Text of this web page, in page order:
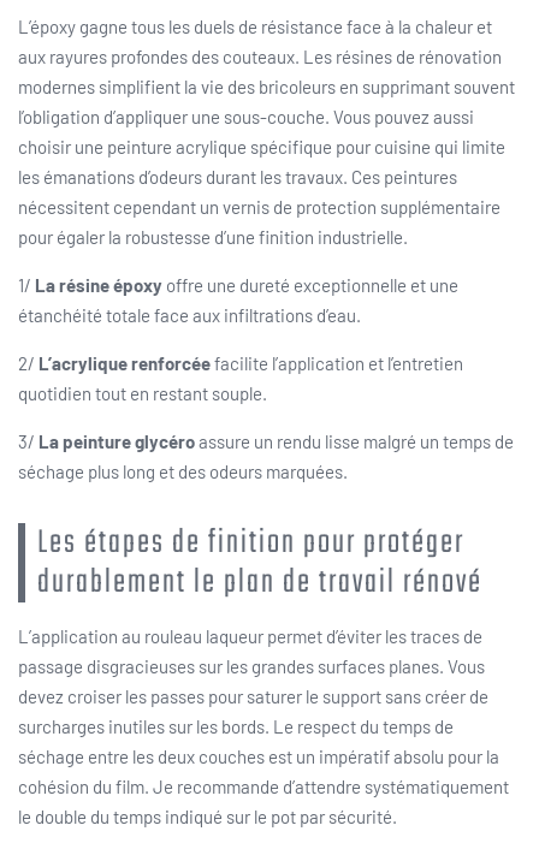
L’époxy gagne tous les duels de résistance face à la chaleur et
aux rayures profondes des couteaux. Les résines de rénovation
modernes simplifient la vie des bricoleurs en supprimant souvent
l’obligation d’appliquer une sous-couche. Vous pouvez aussi
choisir une peinture acrylique spécifique pour cuisine qui limite
les émanations d’odeurs durant les travaux. Ces peintures
nécessitent cependant un vernis de protection supplémentaire
pour égaler la robustesse d’une finition industrielle.
1/ La résine époxy offre une dureté exceptionnelle et une
étanchéité totale face aux infiltrations d’eau.
2/ L’acrylique renforcéefacilite l’application et l’entretien
quotidien tout en restant souple.
3/ La peinture glycéroassure un rendu lisse malgré un temps de
séchage plus long et des odeurs marquées.
Les étapes de finition pour protéger
durablement le plan de travail rénové
L’application au rouleau laqueur permet d’éviter les traces de
passage disgracieuses sur les grandes surfaces planes. Vous
devez croiser les passes pour saturer le support sans créer de
surcharges inutiles sur les bords. Le respect du temps de
séchage entre les deux couches est un impératif absolu pour la
cohésion du film. Je recommande d’attendre systématiquement
le double du temps indiqué sur le pot par sécurité.